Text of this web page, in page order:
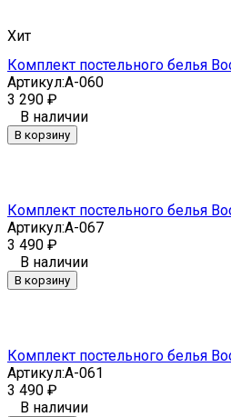
Хит
Комплект постельного белья
Артикул:A-060
3 290 ₽
В наличии
В корзину
Комплект постельного белья
Артикул:A-067
3 490 ₽
В наличии
В корзину
Комплект постельного белья
Артикул:A-061
3 490 ₽
В наличии